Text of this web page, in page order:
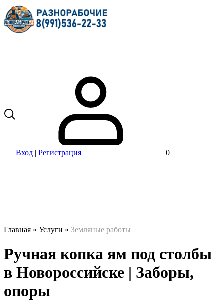
Вход | Регистрация 0
Главная » Услуги » Земляные работы
Ручная копка ям под столбы
в Новороссийске | Заборы,
опоры